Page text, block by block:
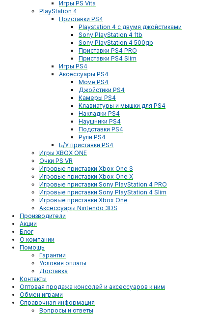
Игры PS Vita
PlayStation 4
Приставки PS4
Playstation 4 с двумя джойстиками
Sony PlayStation 4 1tb
Sony PlayStation 4 500gb
Приставки PS4 PRO
Приставки PS4 Slim
Игры PS4
Аксессуары PS4
Move PS4
Джойстики PS4
Камеры PS4
Клавиатуры и мышки для PS4
Накладки PS4
Наушники PS4
Подставки PS4
Рули PS4
Б/У приставки PS4
Игры XBOX ONE
Очки PS VR
Игровые приставки Xbox One S
Игровые приставки Xbox One X
Игровые приставки Sony PlayStation 4 PRO
Игровые приставки Sony PlayStation 4 Slim
Игровые приставки Xbox One
Аксессуары Nintendo 3DS
Производители
Акции
Блог
О компании
Помощь
Гарантии
Условия оплаты
Доставка
Контакты
Оптовая продажа консолей и аксессуаров к ним
Обмен играми
Справочная информация
Вопросы и ответы